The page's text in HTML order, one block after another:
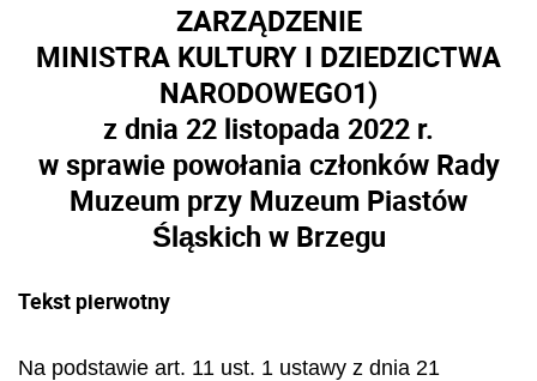
ZARZĄDZENIE
MINISTRA KULTURY I DZIEDZICTWA
NARODOWEGO1)
z dnia 22 listopada 2022 r.
w sprawie powołania członków Rady
Muzeum przy Muzeum Piastów
Śląskich w Brzegu
Tekst pierwotny
Na podstawie art. 11 ust. 1 ustawy z dnia 21